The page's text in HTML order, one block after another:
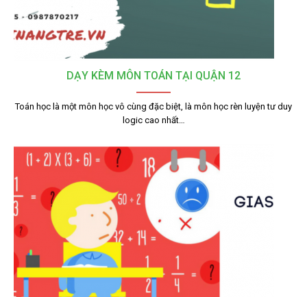
DẠY KÈM MÔN TOÁN TẠI QUẬN 12
Toán học là một môn học vô cùng đặc biệt, là môn học rèn luyện tư duy
logic cao nhất…